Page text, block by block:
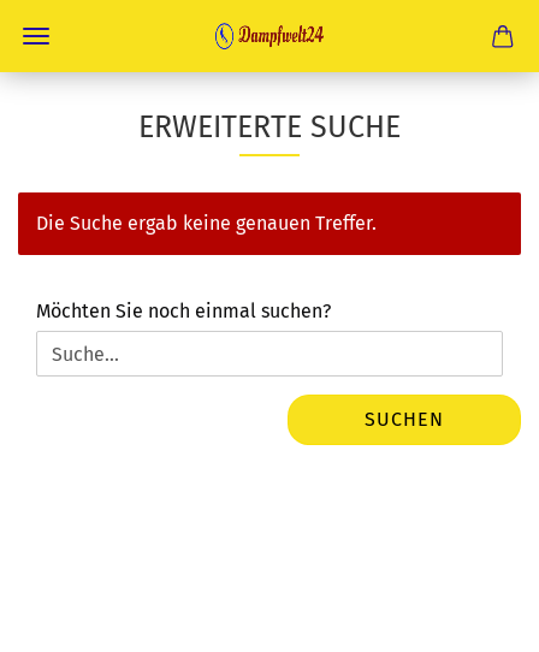
ERWEITERTE SUCHE
Die Suche ergab keine genauen Treffer.
MÖCHTEN
SIE
NOCH
Möchten Sie noch einmal suchen?
SUCHEN